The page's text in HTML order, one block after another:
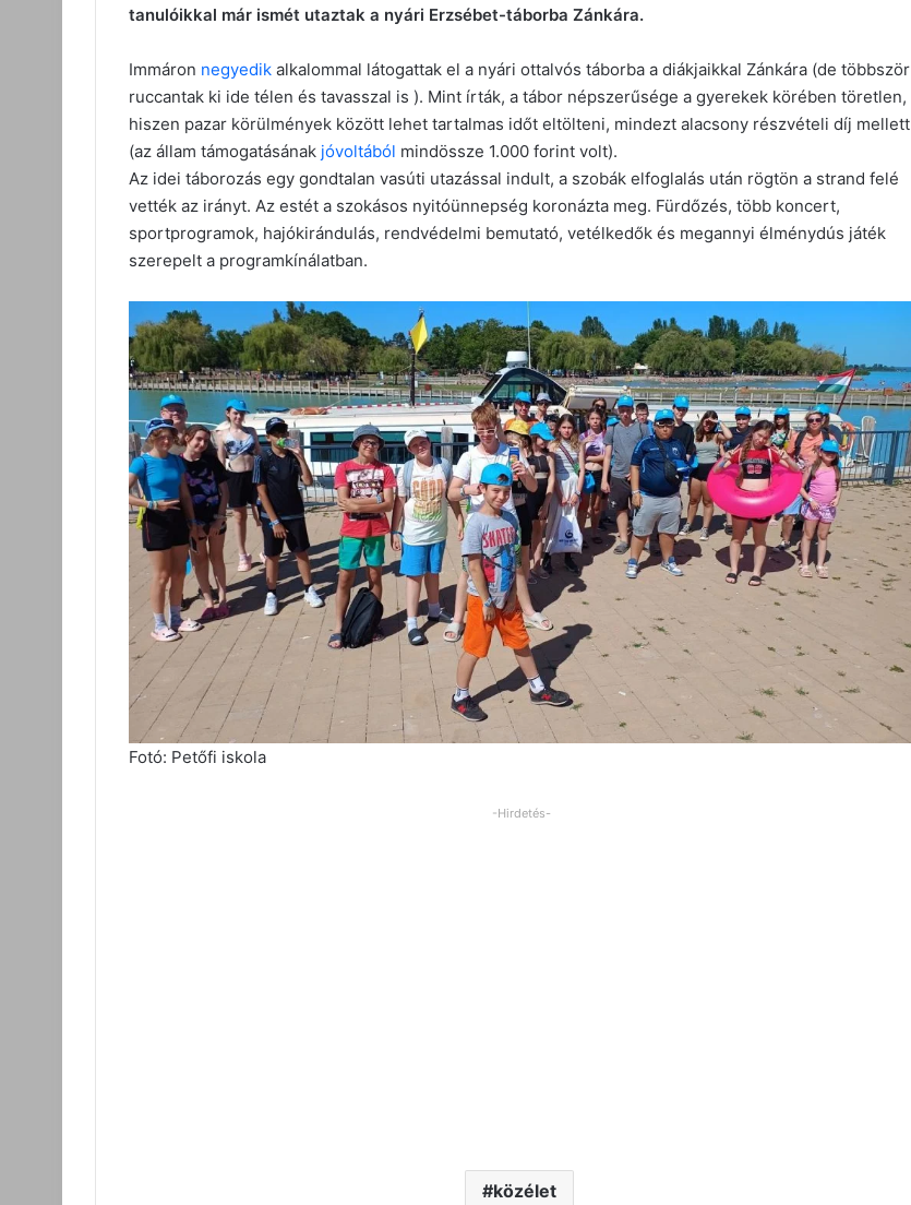
tanulóikkal már ismét utaztak a nyári Erzsébet-táborba Zánkára.
Immáron negyedik alkalommal látogattak el a nyári ottalvós táborba a diákjaikkal Zánkára (de többször
ruccantak ki ide télen és tavasszal is ). Mint írták, a tábor népszerűsége a gyerekek körében töretlen,
hiszen pazar körülmények között lehet tartalmas időt eltölteni, mindezt alacsony részvételi díj mellett
(az állam támogatásának jóvoltából mindössze 1.000 forint volt).
Az idei táborozás egy gondtalan vasúti utazással indult, a szobák elfoglalás után rögtön a strand felé
vették az irányt. Az estét a szokásos nyitóünnepség koronázta meg. Fürdőzés, több koncert,
sportprogramok, hajókirándulás, rendvédelmi bemutató, vetélkedők és megannyi élménydús játék
szerepelt a programkínálatban.
Fotó: Petőfi iskola
-Hirdetés-
közélet